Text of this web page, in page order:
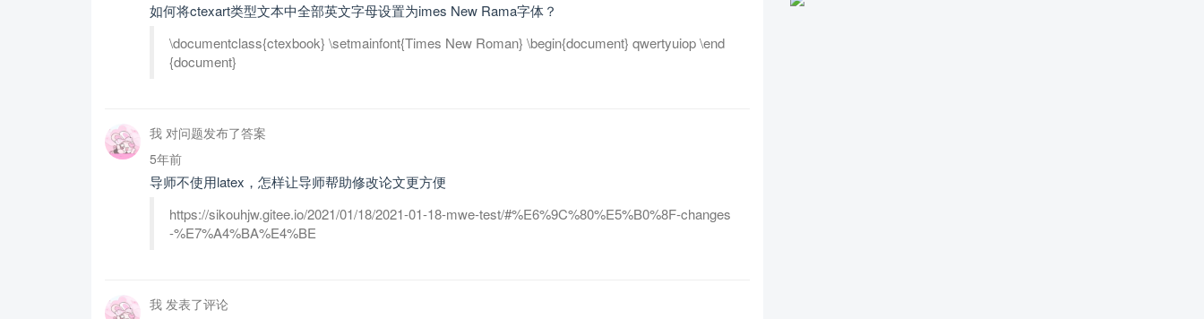
如何将ctexart类型文本中全部英文字母设置为imes New Rama字体？
\documentclass{ctexbook} \setmainfont{Times New Roman} \begin{document} qwertyuiop \end
{document}
我 对问题发布了答案
5年前
导师不使用latex，怎样让导师帮助修改论文更方便
https://sikouhjw.gitee.io/2021/01/18/2021-01-18-mwe-test/#%E6%9C%80%E5%B0%8F-changes
-%E7%A4%BA%E4%BE
我 发表了评论